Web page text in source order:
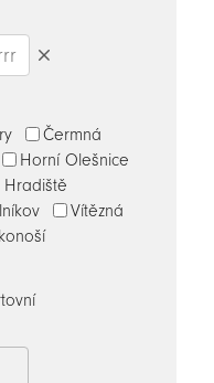
Čermná
Horní Olešnice
Hradiště
Vítězná